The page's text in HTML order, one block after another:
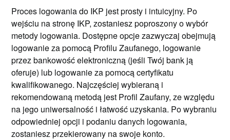
Proces logowania do IKP jest prosty i intuicyjny. Po
wejściu na stronę IKP, zostaniesz poproszony o wybór
metody logowania. Dostępne opcje zazwyczaj obejmują
logowanie za pomocą Profilu Zaufanego, logowanie
przez bankowość elektroniczną (jeśli Twój bank ją
oferuje) lub logowanie za pomocą certyfikatu
kwalifikowanego. Najczęściej wybieraną i
rekomendowaną metodą jest Profil Zaufany, ze względu
na jego uniwersalność i łatwość uzyskania. Po wybraniu
odpowiedniej opcji i podaniu danych logowania,
zostaniesz przekierowany na swoje konto.